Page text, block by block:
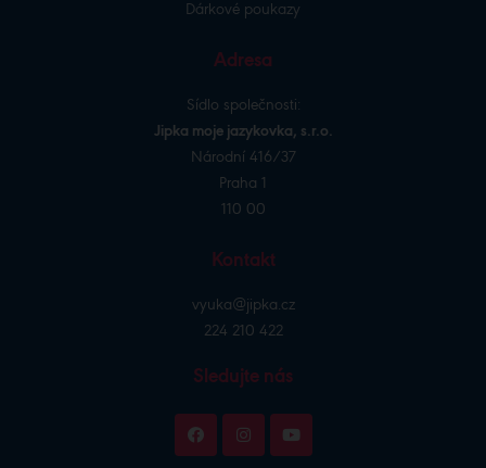
Dárkové poukazy
Adresa
Sídlo společnosti:
Jipka moje jazykovka, s.r.o.
Národní 416/37
Praha 1
110 00
Kontakt
vyuka@jipka.cz
224 210 422
Sledujte nás